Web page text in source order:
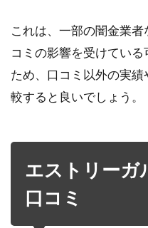
これは、一部の闇金業
コミの影響を受けてい
ため、口コミ以外の実
較すると良いでしょう。
エストリーガ
口コミ